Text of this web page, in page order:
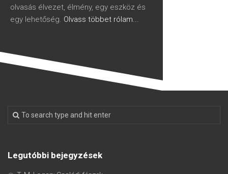
olvasás élvezet, élmény, egy eszköz és
egy lehetőség. Olvass többet rólam...
Legutóbbi bejegyzések